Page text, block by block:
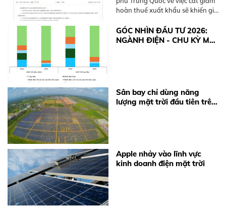
hoàn thuế xuất khẩu sẽ khiến giá
trữ (BESS) tăng từ 10-15%. Xem
ngay khuyến nghị từ BKE Solar.
GÓC NHÌN ĐẦU TƯ 2026:
NGÀNH ĐIỆN - CHU KỲ MỚI
Sân bay chỉ dùng năng
lượng mặt trời đầu tiên trên
Apple nhảy vào lĩnh vực
kinh doanh điện mặt trời